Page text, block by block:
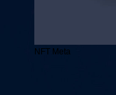
NFT Meta